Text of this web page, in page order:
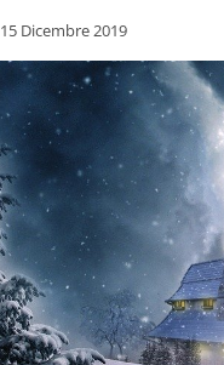
15 Dicembre 2019